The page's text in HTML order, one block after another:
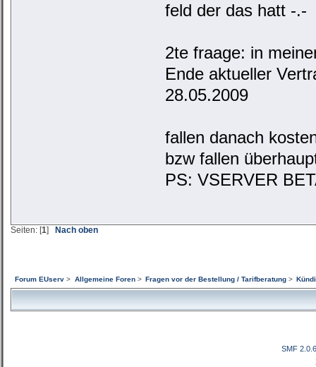
feld der das hatt -.-
2te fraage: in
Ende aktueller
28.05.2009
fallen danach
bzw fallen
PS: VSERVER
Seiten: [1] Nach oben
Forum EUserv > Allgemeine Foren> Fragen vor der Bestellung / Tarifberatung>
SMF 2.0.6